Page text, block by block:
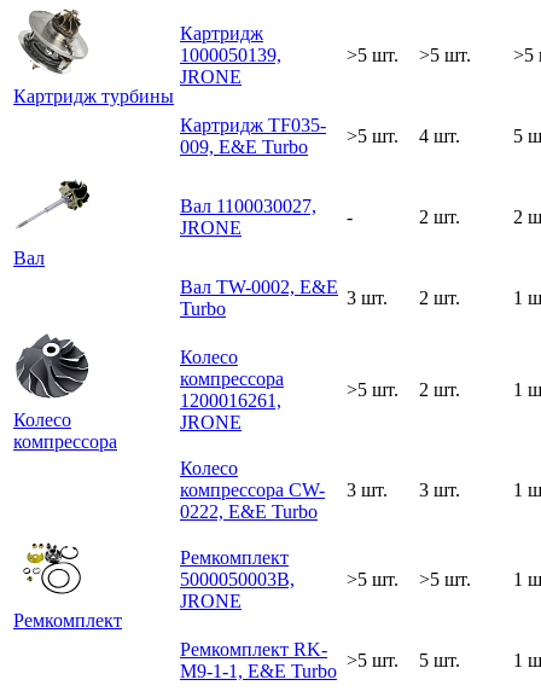
Картридж турбины
Картридж
1000050139,
JRONE
>5 шт. >5 шт. >5
Картридж TF035-
009, E&E Turbo
>5 шт. 4 шт. 5
Вал
Вал 1100030027,
JRONE
- 2 шт. 2
Вал TW-0002, E&E
Turbo
3 шт. 2 шт. 1
Колесо
компрессора
Колесо
компрессора
1200016261,
JRONE
>5 шт. 2 шт. 1
Колесо
компрессора CW-
0222, E&E Turbo
3 шт. 3 шт. 1
Ремкомплект
Ремкомплект
5000050003B,
JRONE
>5 шт. >5 шт. 1
Ремкомплект RK-
M9-1-1, E&E Turbo
>5 шт. 5 шт. 1